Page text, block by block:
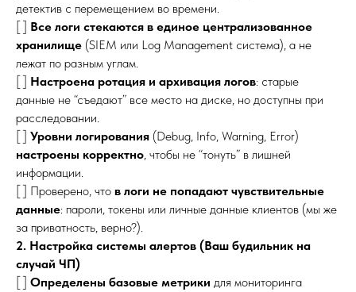
детектив с перемещением во времени.
[ ] Все логи стекаются в единое централизованное
хранилище (SIEM или Log Management система), а не
лежат по разным углам.
[ ] Настроена ротация и архивация логов: старые
данные не “съедают” все место на диске, но доступны при
расследовании.
[ ] Уровни логирования (Debug, Info, Warning, Error)
настроены корректно, чтобы не “тонуть” в лишней
информации.
[ ] Проверено, что в логи не попадают чувствительные
данные: пароли, токены или личные данные клиентов (мы же
за приватность, верно?).
2. Настройка системы алертов (Ваш будильник на
случай ЧП)
[ ] Определены базовые метрики для мониторинга